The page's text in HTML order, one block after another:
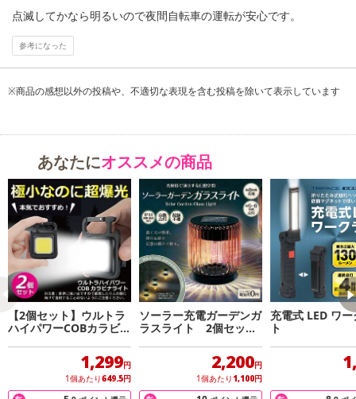
点滅してかなら明るいので夜間自転車の運転が安心です。
参考になった
※商品の感想以外の投稿や、不適切な表現を含む投稿を除いて表示しています
あなたにオススメの商品
【2個セット】ウルトラ
ハイパワーCOBカラビナ
1,299円
1個あたり649.5円
ソーラー充電ガーデンガ
ラスライト 2個セッ
2,200円
1個あたり 1,100円
充電式 LED ワ
ト